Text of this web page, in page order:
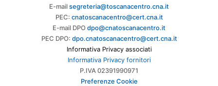
E-mailsegreteria@toscanacentro.cna.it
PEC: cnatoscanacentro@cert.cna.it
E-mail DPOdpo@cnatoscanacentro.it
PEC DPO: dpo.cnatoscanacentro@cert.cna.it
Informativa Privacy associati
Informativa Privacy fornitori
P.IVA 02391990971
Preferenze Cookie